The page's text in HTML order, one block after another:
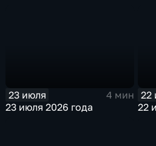
23 июля
4 мин
23 июля 2026 года
22
22